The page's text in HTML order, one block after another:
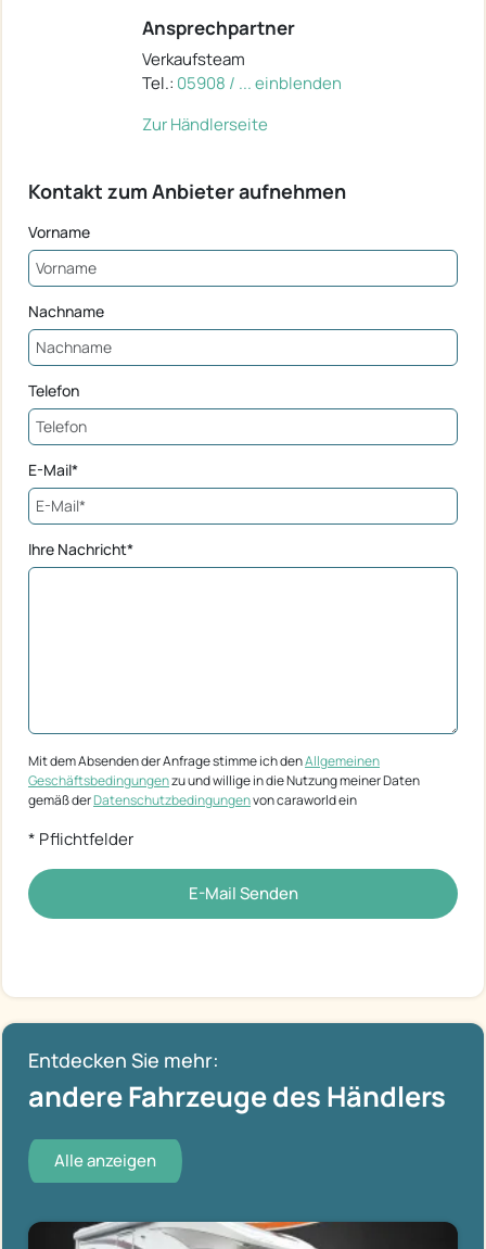
Ansprechpartner
Verkaufsteam
Tel.: 05908 / ... einblenden
Zur Händlerseite
Kontakt zum Anbieter aufnehmen
Vorname
Nachname
Telefon
E-Mail*
Ihre Nachricht*
Mit dem Absenden der Anfrage stimme ich denAllgemeinen
Geschäftsbedingungenzu und willige in die Nutzung meiner Daten
gemäß derDatenschutzbedingungenvon caraworld ein
* Pflichtfelder
E-Mail Senden
Entdecken Sie mehr:
andere Fahrzeuge des Händlers
Alle anzeigen